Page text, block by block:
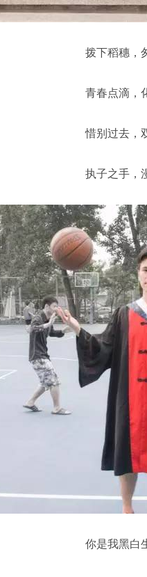
拨下稻穗，
青春点滴，
惜别过去，
执子之手，
你是我黑白